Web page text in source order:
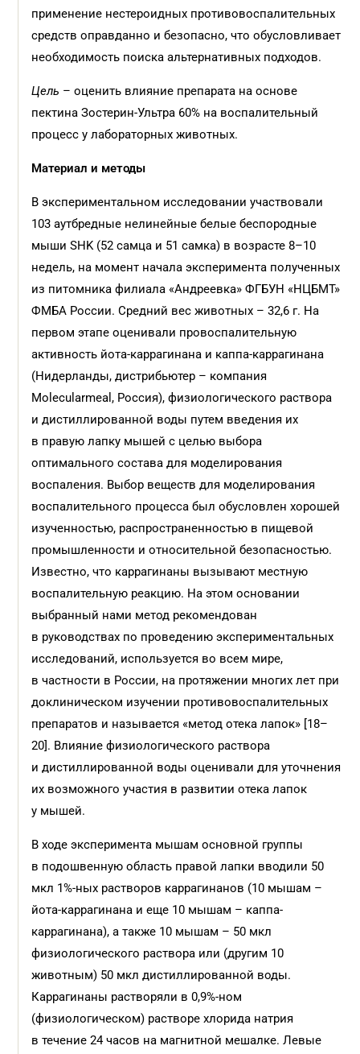
применение нестероидных противовоспалительных
средств оправданно и безо­пасно, что обусловливает
необходимость поиска альтернативных подходов.
Цель – оценить влияние препарата на основе
пектина Зостерин-Ультра 60% на воспалительный
процесс у лабораторных животных.
Материал и методы
В экспериментальном исследовании участвовали
103 аутбредные нелинейные белые беспородные
мыши SHK (52 самца и 51 самка) в возрасте 8–10
недель, на момент начала эксперимента полученных
из питомника филиала «Андреевка» ФГБУН «НЦБМТ»
ФМБА России. Средний вес животных – 32,6 г. На
первом этапе оценивали провоспалительную
активность йота-каррагинана и каппа-каррагинана
(Нидерланды, дистрибьютер – компания
Molecularmeal, Россия), физиологического раствора
и дистиллированной воды путем введения их
в правую лапку мышей с целью выбора
оптимального состава для моделирования
воспаления. Выбор веществ для моделирования
воспалительного процесса был обусловлен хорошей
изученностью, распространенностью в пищевой
промышленности и относительной безопасностью.
Известно, что каррагинаны вызывают местную
воспалительную реакцию. На этом основании
выбранный нами метод рекомендован
в руководствах по проведению экспериментальных
исследований, используется во всем мире,
в частности в России, на протяжении многих лет при
доклиничес­ком изучении противовоспалительных
препаратов и называется «метод отека лапок» [18–
20]. Влияние физиологического раствора
и дистиллированной воды оценивали для уточнения
их возможного участия в развитии отека лапок
у мышей.
В ходе эксперимента мышам основной группы
в подошвенную область правой лапки вводили 50
мкл 1%-ных растворов каррагинанов (10 мышам –
йота-каррагинана и еще 10 мышам – каппа-
каррагинана), а также 10 мышам – 50 мкл
физиологического раствора или (другим 10
животным) 50 мкл дистиллированной воды.
Каррагинаны растворяли в 0,9%-ном
(физиологическом) растворе хлорида натрия
в течение 24 часов на магнитной мешалке. Левые